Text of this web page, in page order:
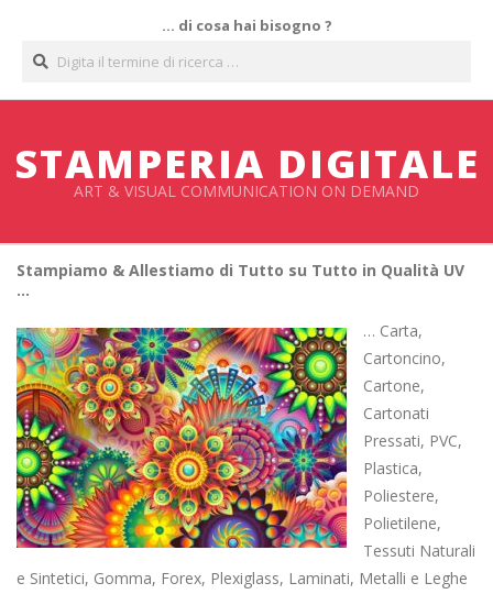
contenuto
… di cosa hai bisogno ?
STAMPERIA DIGITALE
ART & VISUAL COMMUNICATION ON DEMAND
Stampiamo & Allestiamo di Tutto su Tutto in Qualità UV
…
… Carta,
Cartoncino,
Cartone,
Cartonati
Pressati, PVC,
Plastica,
Poliestere,
Polietilene,
Tessuti Naturali
e Sintetici, Gomma, Forex, Plexiglass, Laminati, Metalli e Leghe